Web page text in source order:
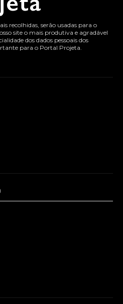
recolhidas, serão usadas para o
site o mais produtiva e agradável
dos dados pessoais dos
para o Portal Projeta.